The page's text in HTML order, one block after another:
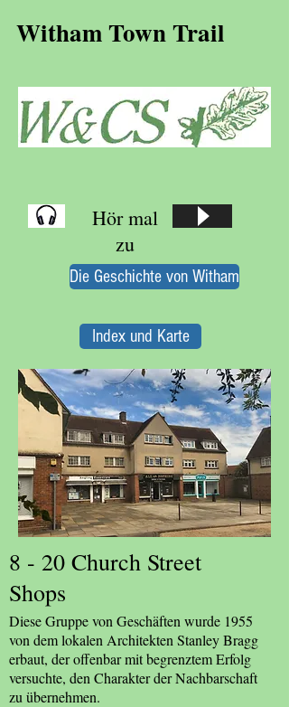
Witham Town Trail
8 - 20 Church Street
Shops
Diese Gruppe von Geschäften wurde 1955
von dem lokalen Architekten Stanley Bragg
erbaut, der offenbar mit begrenztem Erfolg
versuchte, den Charakter der Nachbarschaft
zu übernehmen.
Die Geschichte von Witham
Index und Karte
Hör mal
zu